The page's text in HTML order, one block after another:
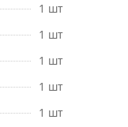
1 шт
1 шт
1 шт
1 шт
1 шт